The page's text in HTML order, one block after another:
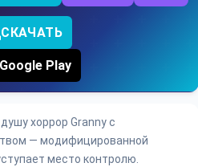
СКАЧАТЬ
Google Play
хоррор Granny с
— модифицированной
место контролю.